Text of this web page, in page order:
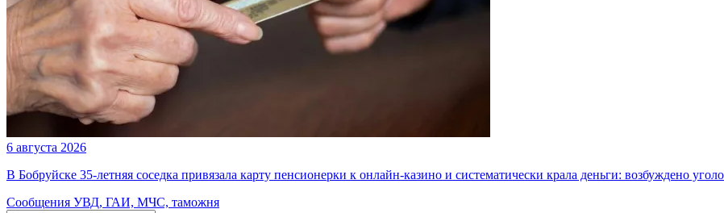
6 августа 2026
В Бобруйске 35-летняя соседка привязала карту пенсионерки к онлайн-казино и систематически крала деньги: возбуждено
Сообщения УВД, ГАИ, МЧС, таможня